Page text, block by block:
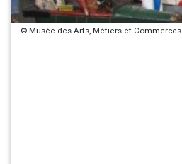
© Musée des Arts, Métiers et Commerces